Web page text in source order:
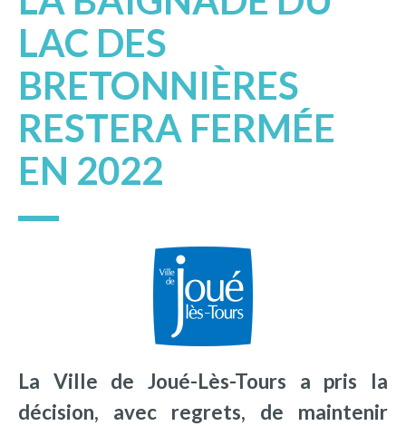
LAC DES
BRETONNIÈRES
RESTERA FERMÉE
EN 2022
La Ville de Joué-Lès-Tours a pris la
décision, avec regrets, de maintenir